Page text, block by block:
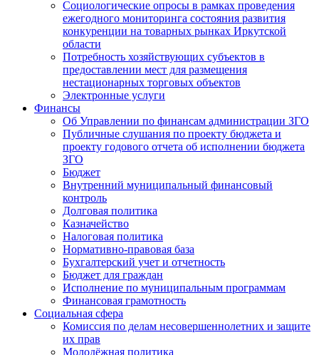
Социологические опросы в рамках проведения
ежегодного мониторинга состояния развития
конкуренции на товарных рынках Иркутской
области
Потребность хозяйствующих субъектов в
предоставлении мест для размещения
нестационарных торговых объектов
Электронные услуги
Финансы
Об Управлении по финансам администрации ЗГО
Публичные слушания по проекту бюджета и
проекту годового отчета об исполнении бюджета
ЗГО
Бюджет
Внутренний муниципальный финансовый
контроль
Долговая политика
Казначейство
Налоговая политика
Нормативно-правовая база
Бухгалтерский учет и отчетность
Бюджет для граждан
Исполнение по муниципальным программам
Финансовая грамотность
Социальная сфера
Комиссия по делам несовершеннолетних и защите
их прав
Молодёжная политика